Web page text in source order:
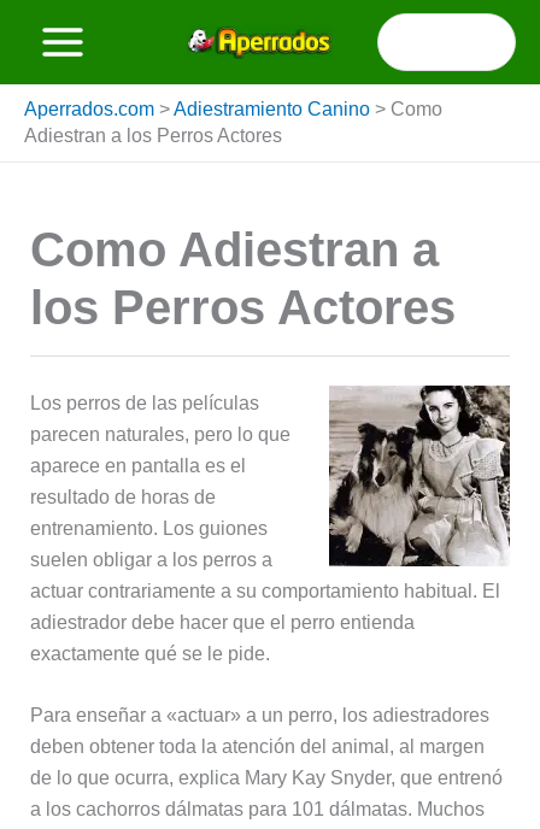
Buscar
por:
Aperrados.com >Adiestramiento Canino > Como
Adiestran a los Perros Actores
Como Adiestran a
los Perros Actores
Los perros de las películas
parecen naturales, pero lo que
aparece en pantalla es el
resultado de horas de
entrenamiento. Los guiones
suelen obligar a los perros a
actuar contrariamente a su comportamiento habitual. El
adiestrador debe hacer que el perro entienda
exactamente qué se le pide.
Para enseñar a «actuar» a un perro, los adiestradores
deben obtener toda la atención del animal, al margen
de lo que ocurra, explica Mary Kay Snyder, que entrenó
a los cachorros dálmatas para 101 dálmatas. Muchos